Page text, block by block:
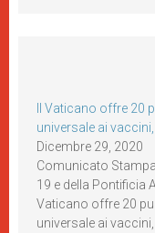
Il Vaticano offre 20
universale ai
Dicembre 29, 2020
Comunicato
19 e della Pontificia
Vaticano offre 20
universale ai